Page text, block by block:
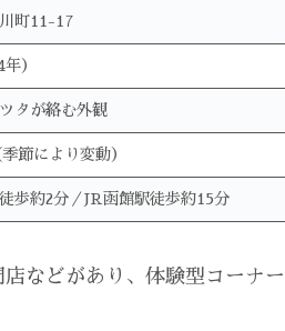
町11-17
）
タが絡む外観
節により変動）
歩約2分／JR函館駅徒歩約15分
などがあり、体験型コーナー